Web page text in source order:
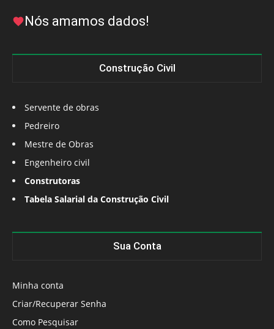
Nós amamos dados!
Construção Civil
Servente de obras
Pedreiro
Mestre de Obras
Engenheiro civil
Construtoras
Tabela Salarial da Construção Civil
Sua Conta
Minha conta
Criar/Recuperar Senha
Como Pesquisar